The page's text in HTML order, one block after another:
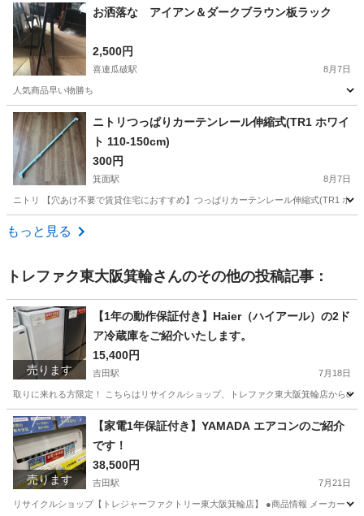
大阪 東大阪市 新石切駅 ベッド
お洒落な アイアン＆ダークブラウン板ラック
2,500円
喜連瓜破駅 8月7日
人気商品早い物勝ち
大阪 大阪市 喜連瓜破駅 収納家具
ニトリつっぱりカーテンレール伸縮式(TR1 ホワイ
ト 110-150cm)
300円
箕面駅 8月7日
ニトリ 【穴あけ不要で賃貸住宅におすすめ】つっぱりカーテンレール伸縮式(TR1 ホ
大阪 箕面市
もっと見る
トレファク東大阪箕輪さんのその他の投稿記事：
売ります
【1年の動作保証付き】Haier（ハイアール）の2ド
ア冷蔵庫をご紹介いたします。
15,400円
吉田駅 7月18日
取りに来れる方限定！ こちらはリサイクルショップ、トレファク東大阪箕輪店から
大阪 東大阪市 吉田駅 キッチン家電
売ります
【家電1年保証付き】YAMADA エアコンのご紹介
です！
38,500円
吉田駅 7月21日
リサイクルショップ【トレジャーファクトリー東大阪箕輪店】 ●商品情報 メー